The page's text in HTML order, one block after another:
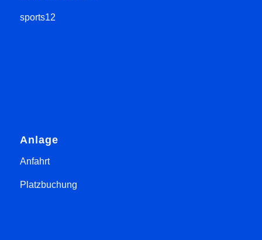
sports12
Anlage
Anfahrt
Platzbuchung